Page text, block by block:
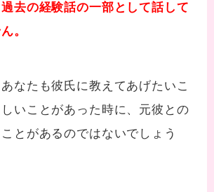
去の経験話の一部として話して
。
なたも彼氏に教えてあげたいこ
いことがあった時に、元彼との
とがあるのではないでしょう